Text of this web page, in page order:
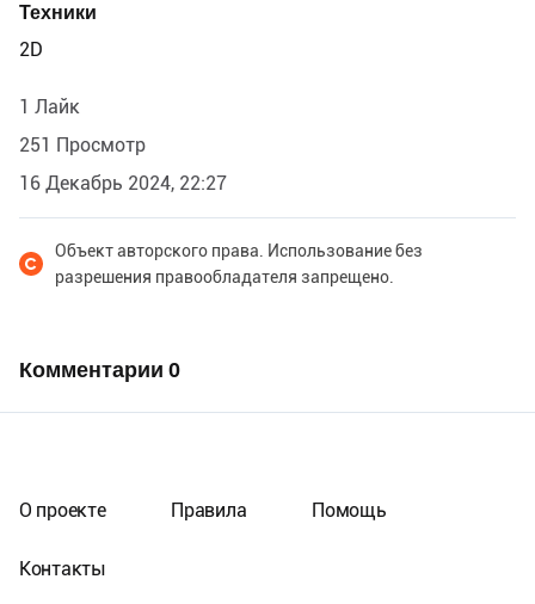
Техники
2D
1 Лайк
251 Просмотр
16 Декабрь 2024, 22:27
Объект авторского права. Использование без
разрешения правообладателя запрещено.
Комментарии 0
О проекте Правила Помощь
Контакты